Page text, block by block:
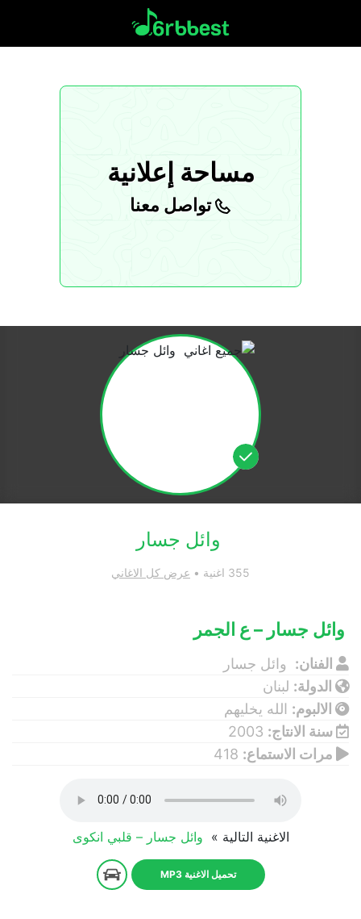
مساحة إعلانية
تواصل معنا
وائل جسار
355 اغنية • عرض كل الاغاني
وائل جسار – ع الجمر
الفنان:
وائل جسار
الدولة: لبنان
الالبوم: الله يخليهم
سنة الانتاج: 2003
مرات الاستماع:
الاغنية التالية » وائل جسار – قلبي انكوى
تحميل الاغنية MP3